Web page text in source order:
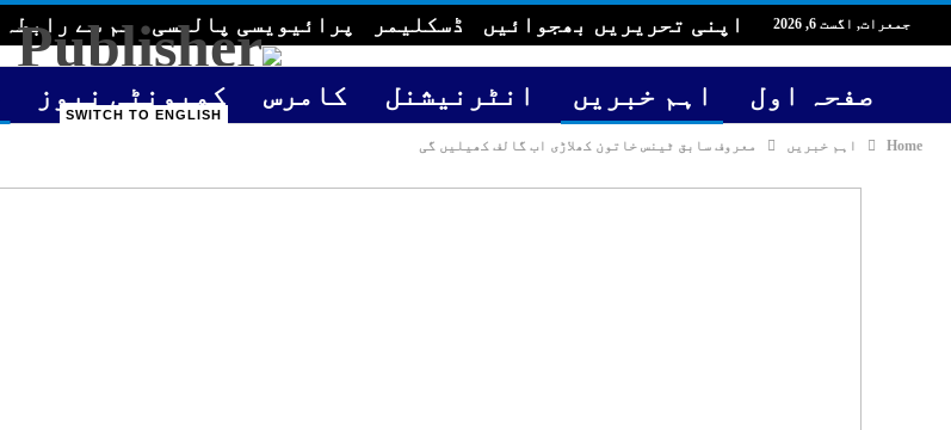
جمعرات, اگست 6, 2026 اپنی تحریریں بھجوائیں ڈسکلیمر پرائیویسی پالیسی ہم سے رابطہ
صفحہ اول اہم خبریں انٹرنیشنل کامرس کمیونٹی نیوز
SWITCH TO ENGLISH
Home اہم خبریں معروف سابق ٹینس خاتون کھلاڑی اب گالف کھیلیں گی